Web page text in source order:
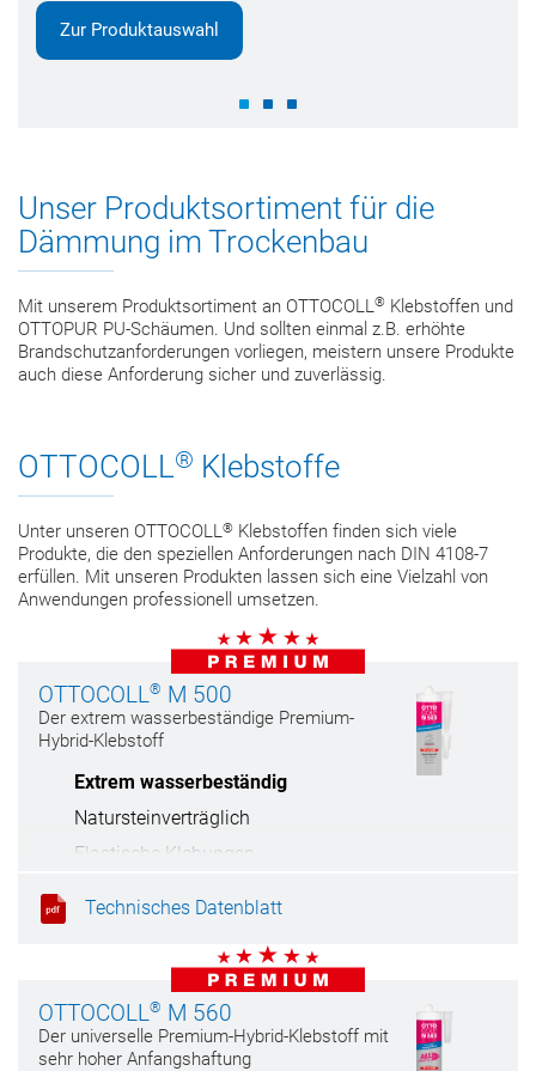
Zur Produktauswahl
Unser Produktsortiment für die
Dämmung im Trockenbau
Mit unserem Produktsortiment an OTTOCOLL ® Klebstoffen und
OTTOPUR PU-Schäumen. Und sollten einmal z.B. erhöhte
Brandschutzanforderungen vorliegen, meistern unsere Produkte
auch diese Anforderung sicher und zuverlässig.
OTTOCOLL® Klebstoffe
Unter unseren OTTOCOLL® Klebstoffen finden sich viele
Produkte, die den speziellen Anforderungen nach DIN 4108-7
erfüllen. Mit unseren Produkten lassen sich eine Vielzahl von
Anwendungen professionell umsetzen.
OTTOCOLL® M 500
Der extrem wasserbeständige Premium-
Hybrid-Klebstoff
Extrem wasserbeständig
Natursteinverträglich
Elastische Klebungen
Technisches Datenblatt
OTTOCOLL® M 560
Der universelle Premium-Hybrid-Klebstoff mit
sehr hoher Anfangshaftung